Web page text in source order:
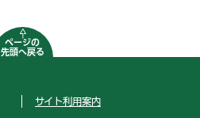
ページの
先頭へ戻る
サイト利用案内